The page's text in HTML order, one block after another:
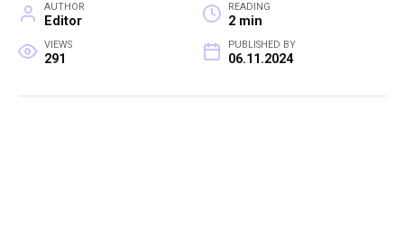
AUTHOR
Editor
READING
2 min
VIEWS
291
PUBLISHED BY
06.11.2024